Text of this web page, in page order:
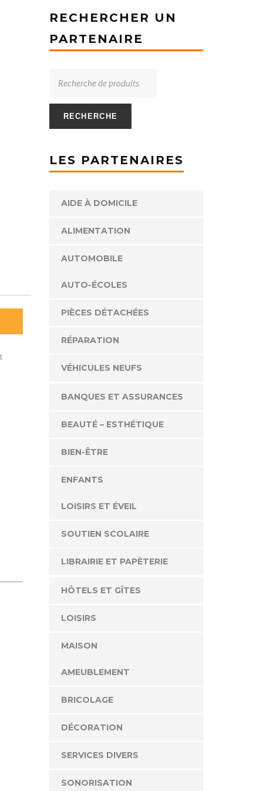
RECHERCHER UN
PARTENAIRE
RECHERCHE
LES PARTENAIRES
AIDE À DOMICILE
ALIMENTATION
AUTOMOBILE
AUTO-ÉCOLES
PIÈCES DÉTACHÉES
RÉPARATION
VÉHICULES NEUFS
BANQUES ET ASSURANCES
BEAUTÉ – ESTHÉTIQUE
BIEN-ÊTRE
ENFANTS
LOISIRS ET ÉVEIL
SOUTIEN SCOLAIRE
LIBRAIRIE ET PAPÈTERIE
HÔTELS ET GÎTES
LOISIRS
MAISON
AMEUBLEMENT
BRICOLAGE
DÉCORATION
SERVICES DIVERS
SONORISATION